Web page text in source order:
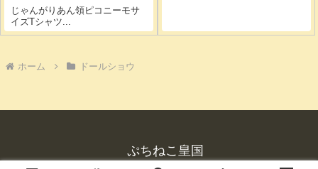
じゃんがりあん領ピコニーモサ
イズTシャツ...
ホーム ドールショウ
ぷちねこ皇国